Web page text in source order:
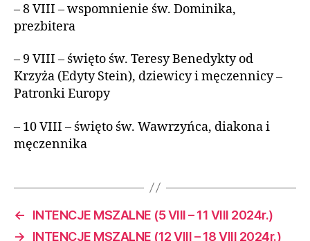
– 8 VIII – wspomnienie św. Dominika,
prezbitera
– 9 VIII – święto św. Teresy Benedykty od
Krzyża (Edyty Stein), dziewicy i męczennicy –
Patronki Europy
– 10 VIII – święto św. Wawrzyńca, diakona i
męczennika
←
INTENCJE MSZALNE (5 VIII – 11 VIII 2024r.)
→
INTENCJE MSZALNE (12 VIII – 18 VIII 2024r.)